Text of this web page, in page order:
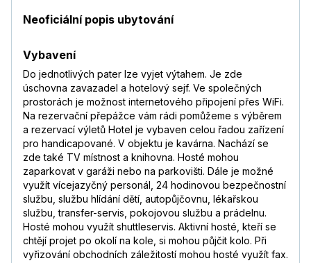
Neoficiální popis ubytování
Vybavení
Do jednotlivých pater lze vyjet výtahem. Je zde
úschovna zavazadel a hotelový sejf. Ve společných
prostorách je možnost internetového připojení přes WiFi.
Na rezervační přepážce vám rádi pomůžeme s výběrem
a rezervací výletů Hotel je vybaven celou řadou zařízení
pro handicapované. V objektu je kavárna. Nachází se
zde také TV místnost a knihovna. Hosté mohou
zaparkovat v garáži nebo na parkovišti. Dále je možné
využít vícejazyčný personál, 24 hodinovou bezpečnostní
službu, službu hlídání dětí, autopůjčovnu, lékařskou
službu, transfer-servis, pokojovou službu a prádelnu.
Hosté mohou využít shuttleservis. Aktivní hosté, kteří se
chtějí projet po okolí na kole, si mohou půjčit kolo. Při
vyřizování obchodních záležitostí mohou hosté využít fax.